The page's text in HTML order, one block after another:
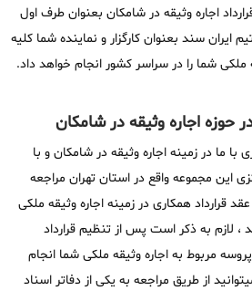
اجاره وثیقه در شامکان بعنوان طرف اول
تیم ایران سند بعنوان کارگزار و نماینده شما کلیه
ملکی شما را در سراسر کشور انجام خواهد داد.
حوزه اجاره وثیقه در شامکان
با ما در زمینه اجاره وثیقه در شامکان و با
این مجموعه واقع در استان تهران مراجعه
قرارداد همکاری در زمینه اجاره وثیقه ملکی
، لازم به ذکر است پس از تنظیم قرارداد
مدت 1 هفته پروسه مربوط به اجاره وثیقه ملکی شما انجام
از طریق مراجعه به یکی از دفاتر اسناد